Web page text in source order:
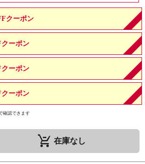
クーポン
ーポン
ーポン
ーポン
確認できます
remove_shopping_cart 在庫なし